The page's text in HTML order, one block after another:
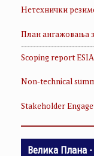
Нетехнички
План ангажовања
Scoping report
Non-technical
Stakeholder
Велика Плана